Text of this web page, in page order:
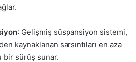
: Gelişmiş süspansiyon sistemi,
kaynaklanan sarsıntıları en aza
bir sürüş sunar.